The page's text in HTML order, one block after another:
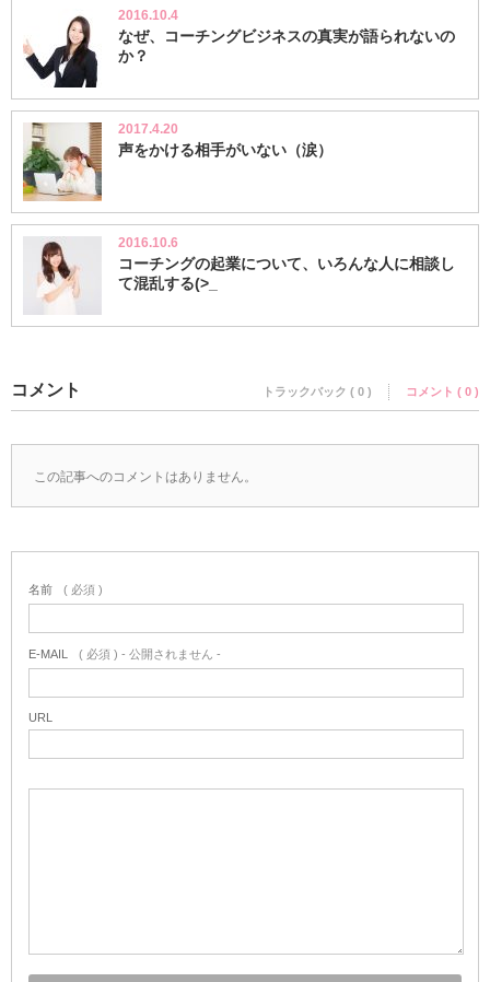
2016.10.4
なぜ、コーチングビジネスの真実が語られないの
か？
2017.4.20
声をかける相手がいない（涙）
2016.10.6
コーチングの起業について、いろんな人に相談し
て混乱する(>_
コメント トラックバック ( 0 ) コメント ( 0 )
この記事へのコメントはありません。
名前 ( 必須 )
E-MAIL ( 必須 ) - 公開されません -
URL